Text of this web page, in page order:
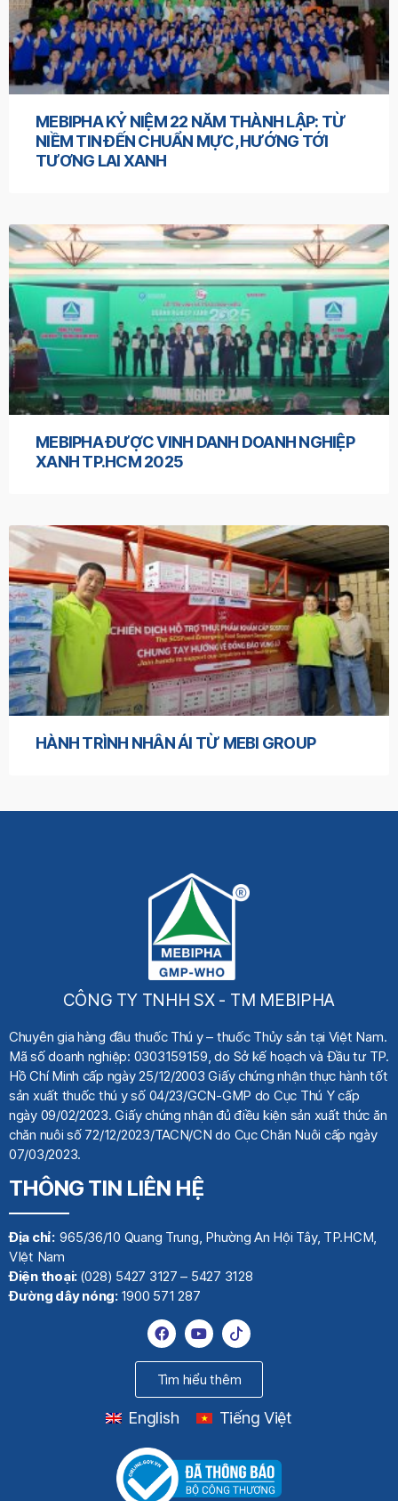
MEBIPHA KỶ NIỆM 22 NĂM THÀNH LẬP: TỪ
NIỀM TIN ĐẾN CHUẨN MỰC, HƯỚNG TỚI
TƯƠNG LAI XANH
MEBIPHA ĐƯỢC VINH DANH DOANH NGHIỆP
XANH TP.HCM 2025
HÀNH TRÌNH NHÂN ÁI TỪ MEBI GROUP
CÔNG TY TNHH SX - TM MEBIPHA
Chuyên gia hàng đầu thuốc Thú y– thuốc Thủy sản tại Việt Nam.
Mã số doanh nghiệp: 0303159159, do Sở kế hoạch và Đầu tư TP.
Hồ Chí Minh cấp ngày 25/12/2003 Giấy chứng nhận thực hành tốt
sản xuất thuốc thú y số 04/23/GCN-GMP do Cục Thú Y cấp
ngày 09/02/2023. Giấy chứng nhận đủ điều kiện sản xuất thức ăn
chăn nuôi số 72/12/2023/TACN/CN do Cục Chăn Nuôi cấp ngày
07/03/2023.
THÔNG TIN LIÊN HỆ
Địa chỉ:965/36/10 Quang Trung, Phường An Hội Tây, TP.HCM,
VIệt Nam
Điện thoại: (028) 5427 3127 – 5427 3128
Đường dây nóng: 1900 571 287
Tìm hiểu thêm
English Tiếng Việt